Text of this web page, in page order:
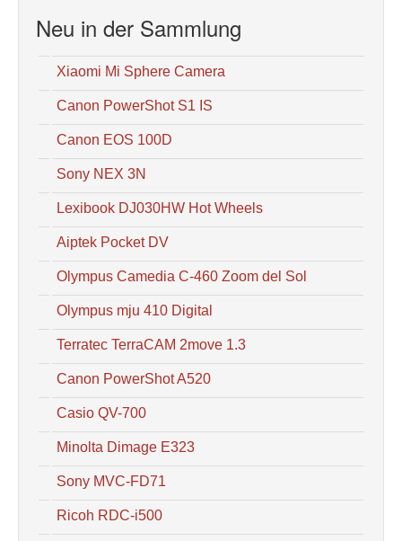
Neu in der Sammlung
Xiaomi Mi Sphere Camera
Canon PowerShot S1 IS
Canon EOS 100D
Sony NEX 3N
Lexibook DJ030HW Hot Wheels
Aiptek Pocket DV
Olympus Camedia C-460 Zoom del Sol
Olympus mju 410 Digital
Terratec TerraCAM 2move 1.3
Canon PowerShot A520
Casio QV-700
Minolta Dimage E323
Sony MVC-FD71
Ricoh RDC-i500